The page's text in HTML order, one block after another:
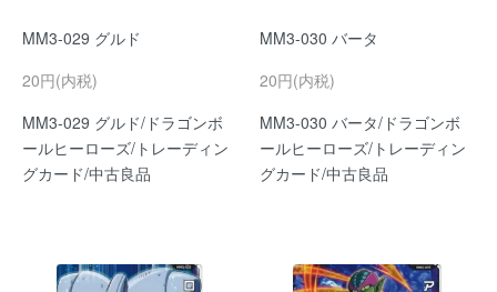
MM3-029 グルド
20円(内税)
MM3-029 グルド/ドラゴンボ
ールヒーローズ/トレーディン
グカード/中古良品
MM3-030 バータ
20円(内税)
MM3-030 バータ/ドラゴンボ
ールヒーローズ/トレーディン
グカード/中古良品